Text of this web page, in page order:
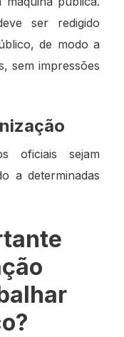
ser redigido
de modo a
sem impressões
oficiais sejam
a determinadas